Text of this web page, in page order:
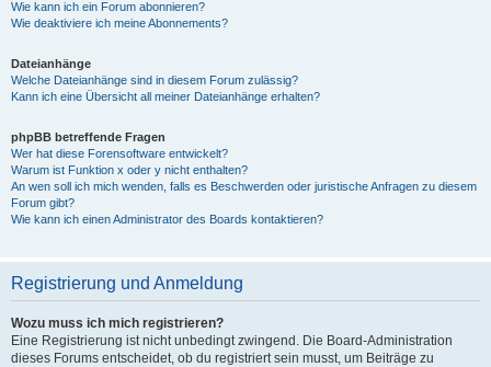
Wie kann ich ein Forum abonnieren?
Wie deaktiviere ich meine Abonnements?
Dateianhänge
Welche Dateianhänge sind in diesem Forum zulässig?
Kann ich eine Übersicht all meiner Dateianhänge erhalten?
phpBB betreffende Fragen
Wer hat diese Forensoftware entwickelt?
Warum ist Funktion x oder y nicht enthalten?
An wen soll ich mich wenden, falls es Beschwerden oder juristische Anfragen zu diesem
Forum gibt?
Wie kann ich einen Administrator des Boards kontaktieren?
Registrierung und Anmeldung
Wozu muss ich mich registrieren?
Eine Registrierung ist nicht unbedingt zwingend. Die Board-Administration
dieses Forums entscheidet, ob du registriert sein musst, um Beiträge zu